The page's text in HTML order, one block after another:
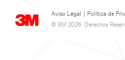
Aviso Legal Política de
© 3M 2026. Derechos